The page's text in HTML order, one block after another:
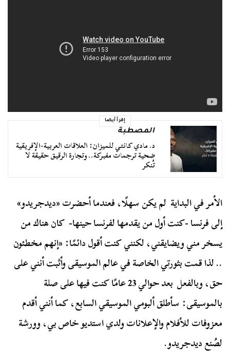
إقرأ أيضا
المصطبة
د. مادي كانتي للميزان: العلاقات العربية-الإفريقية
ضحية ترجمات مفبركة.. وتجارة الرقيق حقيقة لا
تُنكر
الأمر في البداية لم يكن سهلًا، فعندما أحضرت «ديدجريدو»
إلى فرنسا -كنت أول من يقدمها لفرنسا حينها- كان هناك من
يسخر مني ويضايقني، لكنني كنت أقول دائمًا: «إنهم مخطئون
.. لذا قمت بثورتي الخاصة في عالم الموسيقى وأثبت أنني على
حق، وبالفعل بعد حوالي 23 عامًا كنت فيها على صلة
بالموسيقى: سأطلق ألبومي الموسيقي السابع، كما أنني أقدم
معزوفات للأفلام والإعلانات ولدي استديو خاص بي، وورشة
لصُنع ديدجريدو.